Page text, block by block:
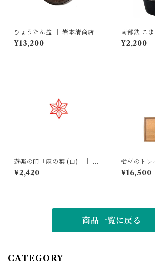
ひょうたん盆 ｜ 岩本清商店
¥13,200
南部鉄 こ
ろうそく店
¥2,200
遊楽の印「麻の葉 (白)」｜ 工
房 蓮
¥2,420
楢材のトレ
工業デザイ
¥16,500
商品一覧に戻る
CATEGORY